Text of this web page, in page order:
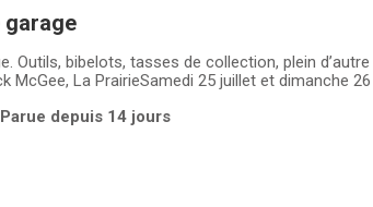
garage
le
McGee, La PrairieSamedi 25 juillet et dimanche
depuis 14 jours